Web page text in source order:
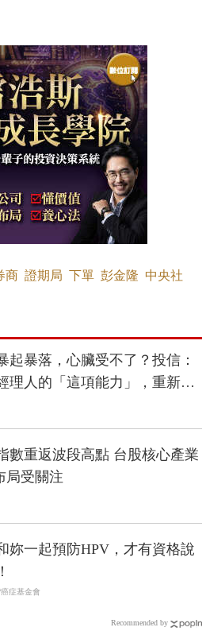
商 證期局 下單 彭金隆 中央社
起暴落，心臟受不了？投信：
理人的「這項能力」，重新受
重視
數重返波段高點 台股核心產業
局受關注
妳一起預防HPV，才有資格說
症基金會
Recommended by